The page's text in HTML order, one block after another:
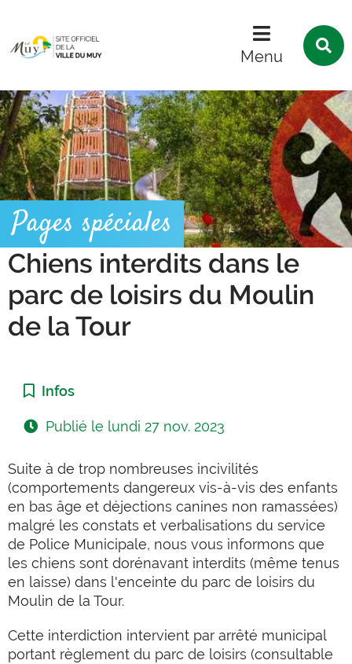
Menu
Pages spéciales
Chiens interdits dans le
parc de loisirs du Moulin
de la Tour
Catégorie :
Infos
Publié le lundi 27 nov. 2023
Suite à de trop nombreuses incivilités
(comportements dangereux vis-à-vis des enfants
en bas âge et déjections canines non ramassées)
malgré les constats et verbalisations du service
de Police Municipale, nous vous informons que
les chiens sont dorénavant interdits (même tenus
en laisse) dans l'enceinte du parc de loisirs du
Moulin de la Tour.
Cette interdiction intervient par arrêté municipal
portant règlement du parc de loisirs (consultable